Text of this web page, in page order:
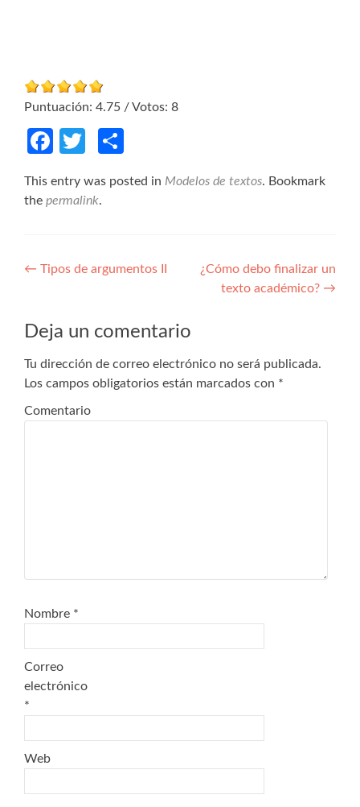
Puntuación: 4.75 / Votos: 8
Facebook
Twitter
This entry was posted in Modelos de textos. Bookmark
the permalink.
Navegación de entradas
← Tipos de argumentos II
¿Cómo debo finalizar un
texto académico? →
Deja un comentario
Tu dirección de correo electrónico no será publicada.
Los campos obligatorios están marcados con *
Comentario
Nombre *
Correo
electrónico
*
Web